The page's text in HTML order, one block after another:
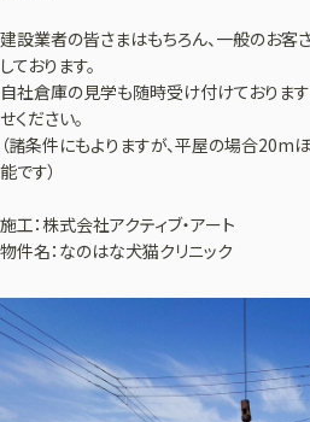
建設業者の皆さまはもちろん、一般のお客
しております。
自社倉庫の見学も随時受け付けておりま
せください。
（諸条件にもよりますが、平屋の場合
能です）
施工：株式会社アクティブ・アート
物件名：なのはな犬猫クリニック